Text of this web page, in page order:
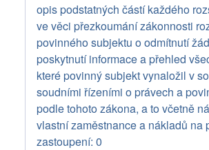
opis podstatných částí každého
ve věci přezkoumání zákonnosti
povinného subjektu o odmítnutí
poskytnutí informace a přehled
které povinný subjekt vynaložil v
soudními řízeními o právech a
podle tohoto zákona, a to včetně
vlastní zaměstnance a nákladů na
zastoupení: 0